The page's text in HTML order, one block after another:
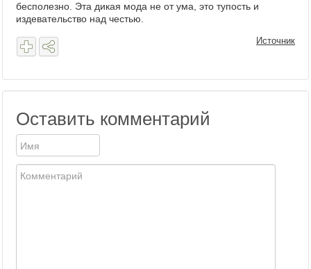
бесполезно. Эта дикая мода не от ума, это тупость и
издевательство над честью.
Источник
Оставить комментарий